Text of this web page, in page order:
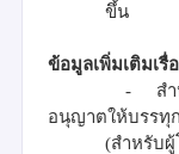
ขึ้น
ข้อมูลเพิ่มเติมเรื่
- ส
อนุญาตให้บรรทุ
(สำหรับ